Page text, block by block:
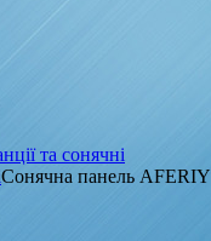
та сонячні
Сонячна панель AFERIY